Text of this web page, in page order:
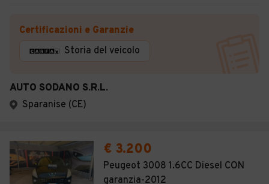
Certificazioni e Garanzie
Storia del veicolo
AUTO SODANO S.R.L.
Sparanise (CE)
€ 3.200
Peugeot 3008 1.6CC Diesel CON
garanzia-2012